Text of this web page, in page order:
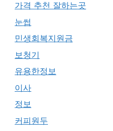
가격 추천 잘하는곳
눈썹
민생회복지원금
보청기
유용한정보
이사
정보
커피원두